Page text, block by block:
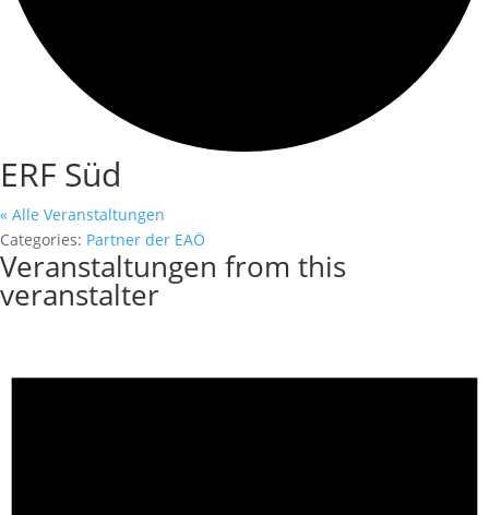
ERF Süd
« Alle Veranstaltungen
Categories: Partner der EAÖ
Veranstaltungen from this
veranstalter